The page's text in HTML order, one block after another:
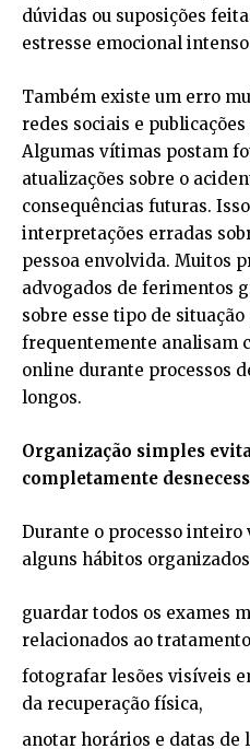
dúvidas ou suposições
estresse emocional
Também existe um erro
redes sociais e
Algumas vítimas postam
atualizações sobre o
consequências futuras.
interpretações erradas
pessoa envolvida. Muitos
advogados de ferimentos
sobre esse tipo de
frequentemente analisam
online durante processos
longos.
Organização simples
completamente
Durante o processo
alguns hábitos
guardar todos os exames
relacionados ao
fotografar lesões visíveis
da recuperação física,
anotar horários e datas de